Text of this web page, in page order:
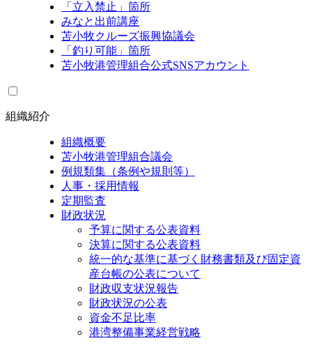
「立入禁止」箇所
みなと出前講座
苫小牧クルーズ振興協議会
「釣り可能」箇所
苫小牧港管理組合公式SNSアカウント
組織紹介
組織概要
苫小牧港管理組合議会
例規類集（条例や規則等）
人事・採用情報
定期監査
財政状況
予算に関する公表資料
決算に関する公表資料
統一的な基準に基づく財務書類及び固定資
産台帳の公表について
財政収支状況報告
財政状況の公表
資金不足比率
港湾整備事業経営戦略